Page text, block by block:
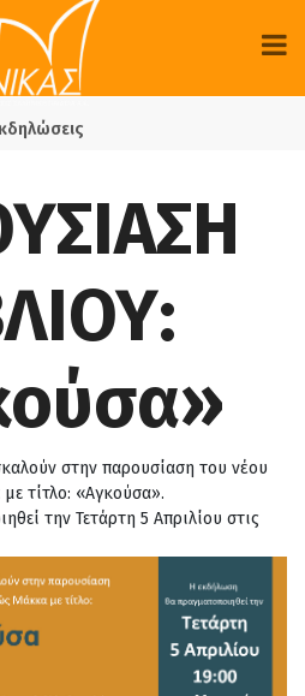
στην παρουσίαση του νέου
τίτλο: «Αγκούσα».
την Τετάρτη 5 Απριλίου στις